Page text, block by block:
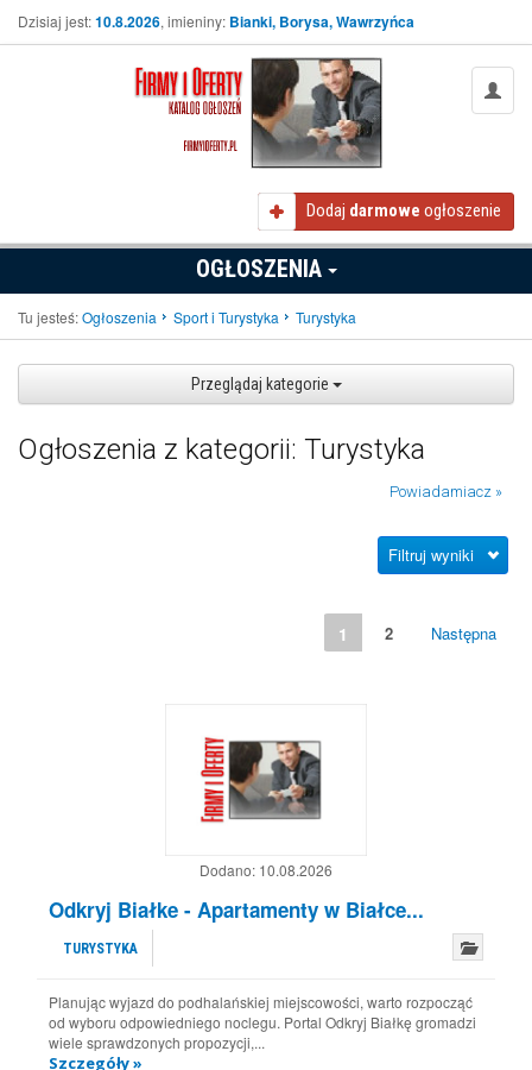
Dzisiaj jest:10.8.2026, imieniny: Bianki, Borysa, Wawrzyńca
Dodaj darmowe ogłoszenie
OGŁOSZENIA
Tu jesteś:Ogłoszenia Sport i Turystyka Turystyka
Przeglądaj kategorie
Ogłoszenia z kategorii: Turystyka
Powiadamiacz »
Filtruj wyniki
1 2 Następna
Dodano: 10.08.2026
Odkryj Białke - Apartamenty w Białce...
TURYSTYKA
Planując wyjazd do podhalańskiej miejscowości, warto rozpocząć
od wyboru odpowiedniego noclegu. Portal Odkryj Białkę gromadzi
wiele sprawdzonych propozycji,...
Szczegóły »